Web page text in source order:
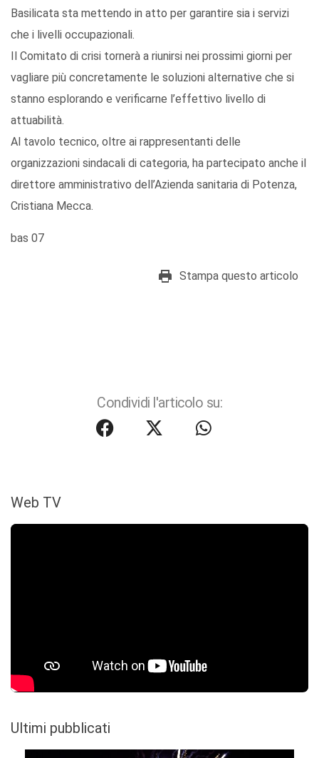
Basilicata sta mettendo in atto per garantire sia i servizi
che i livelli occupazionali.
Il Comitato di crisi tornerà a riunirsi nei prossimi giorni per
vagliare più concretamente le soluzioni alternative che si
stanno esplorando e verificarne l’effettivo livello di
attuabilità.
Al tavolo tecnico, oltre ai rappresentanti delle
organizzazioni sindacali di categoria, ha partecipato anche il
direttore amministrativo dell’Azienda sanitaria di Potenza,
Cristiana Mecca.
bas 07
Stampa questo articolo
Condividi l'articolo su:
Web TV
Ultimi pubblicati